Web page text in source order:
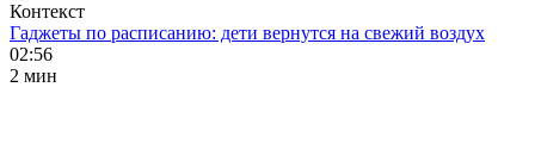
Контекст
Гаджеты по расписанию: дети вернутся на свежий воздух
02:56
2 мин